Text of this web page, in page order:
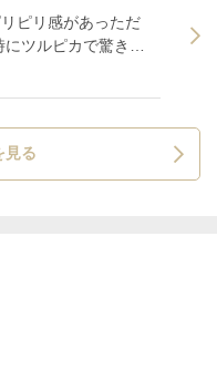
ピリ感があっただ
ツルピカで驚きま
見る